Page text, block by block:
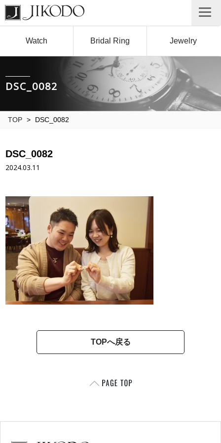
Watch Bridal Ring Jewelry
DSC_0082
TOP > DSC_0082
DSC_0082
2024.03.11
TOPへ戻る